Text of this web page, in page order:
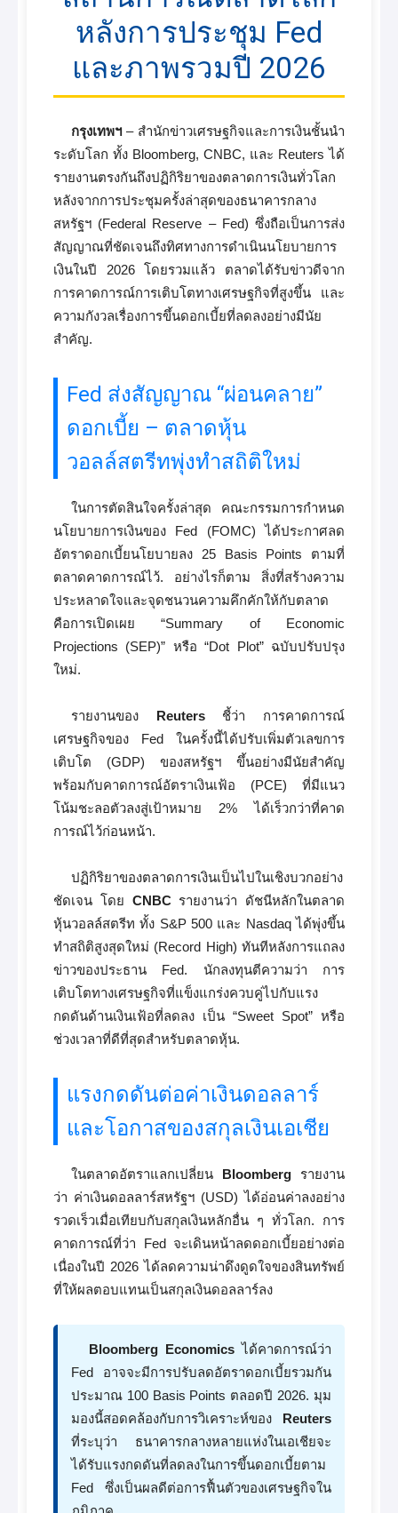
หลังการประชุม Fed
และภาพรวมปี 2026
กรุงเทพฯ– สำนักข่าวเศรษฐกิจและการเงินชั้นนำ
ระดับโลก ทั้ง Bloomberg, CNBC, และ Reuters ได้
รายงานตรงกันถึงปฏิกิริยาของตลาดการเงินทั่วโลก
หลังจากการประชุมครั้งล่าสุดของธนาคารกลาง
สหรัฐฯ (Federal Reserve – Fed) ซึ่งถือเป็นการส่ง
สัญญาณที่ชัดเจนถึงทิศทางการดำเนินนโยบายการ
เงินในปี 2026 โดยรวมแล้ว ตลาดได้รับข่าวดีจาก
การคาดการณ์การเติบโตทางเศรษฐกิจที่สูงขึ้น และ
ความกังวลเรื่องการขึ้นดอกเบี้ยที่ลดลงอย่างมีนัย
สำคัญ.
Fed ส่งสัญญาณ “ผ่อนคลาย”
ดอกเบี้ย – ตลาดหุ้น
วอลล์สตรีทพุ่งทำสถิติใหม่
ในการตัดสินใจครั้งล่าสุด คณะกรรมการกำหนด
นโยบายการเงินของ Fed (FOMC) ได้ประกาศลด
อัตราดอกเบี้ยนโยบายลง 25 Basis Points ตามที่
ตลาดคาดการณ์ไว้. อย่างไรก็ตาม สิ่งที่สร้างความ
ประหลาดใจและจุดชนวนความคึกคักให้กับตลาด
คือการเปิดเผย “Summary of Economic
Projections (SEP)” หรือ “Dot Plot” ฉบับปรับปรุง
ใหม่.
รายงานของ Reutersชี้ว่า การคาดการณ์
เศรษฐกิจของ Fed ในครั้งนี้ได้ปรับเพิ่มตัวเลขการ
เติบโต (GDP) ของสหรัฐฯ ขึ้นอย่างมีนัยสำคัญ
พร้อมกับคาดการณ์อัตราเงินเฟ้อ (PCE) ที่มีแนว
โน้มชะลอตัวลงสู่เป้าหมาย 2% ได้เร็วกว่าที่คาด
การณ์ไว้ก่อนหน้า.
ปฏิกิริยาของตลาดการเงินเป็นไปในเชิงบวกอย่าง
ชัดเจน โดย CNBCรายงานว่า ดัชนีหลักในตลาด
หุ้นวอลล์สตรีท ทั้ง S&P 500 และ Nasdaq ได้พุ่งขึ้น
ทำสถิติสูงสุดใหม่ (Record High) ทันทีหลังการแถลง
ข่าวของประธาน Fed. นักลงทุนตีความว่า การ
เติบโตทางเศรษฐกิจที่แข็งแกร่งควบคู่ไปกับแรง
กดดันด้านเงินเฟ้อที่ลดลง เป็น “Sweet Spot” หรือ
ช่วงเวลาที่ดีที่สุดสำหรับตลาดหุ้น.
แรงกดดันต่อค่าเงินดอลลาร์
และโอกาสของสกุลเงินเอเชีย
ในตลาดอัตราแลกเปลี่ยน Bloomberg รายงาน
ว่า ค่าเงินดอลลาร์สหรัฐฯ (USD) ได้อ่อนค่าลงอย่าง
รวดเร็วเมื่อเทียบกับสกุลเงินหลักอื่น ๆ ทั่วโลก. การ
คาดการณ์ที่ว่า Fed จะเดินหน้าลดดอกเบี้ยอย่างต่อ
เนื่องในปี 2026 ได้ลดความน่าดึงดูดใจของสินทรัพย์
ที่ให้ผลตอบแทนเป็นสกุลเงินดอลลาร์ลง
Bloomberg Economics ได้คาดการณ์ว่า
Fed อาจจะมีการปรับลดอัตราดอกเบี้ยรวมกัน
ประมาณ 100 Basis Points ตลอดปี 2026. มุม
มองนี้สอดคล้องกับการวิเคราะห์ของ Reuters
ที่ระบุว่า ธนาคารกลางหลายแห่งในเอเชียจะ
ได้รับแรงกดดันที่ลดลงในการขึ้นดอกเบี้ยตาม
Fed ซึ่งเป็นผลดีต่อการฟื้นตัวของเศรษฐกิจใน